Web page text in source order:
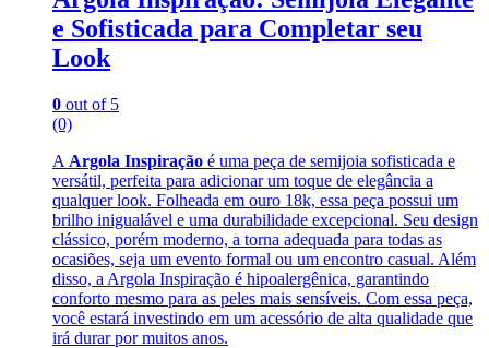
e Sofisticada para Completar seu
Look
0 out of 5
(0)
A Argola Inspiração é uma peça de semijoia sofisticada e
versátil, perfeita para adicionar um toque de elegância a
qualquer look. Folheada em ouro 18k, essa peça possui um
brilho inigualável e uma durabilidade excepcional. Seu design
clássico, porém moderno, a torna adequada para todas as
ocasiões, seja um evento formal ou um encontro casual. Além
disso, a Argola Inspiração é hipoalergênica, garantindo
conforto mesmo para as peles mais sensíveis. Com essa peça,
você estará investindo em um acessório de alta qualidade que
irá durar por muitos anos.